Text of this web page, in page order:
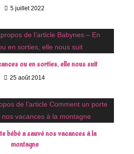
5 juillet 2022
ou en sorties, elle nous suit
25 août 2014
bébé a sauvé nos vacances à la
montagne